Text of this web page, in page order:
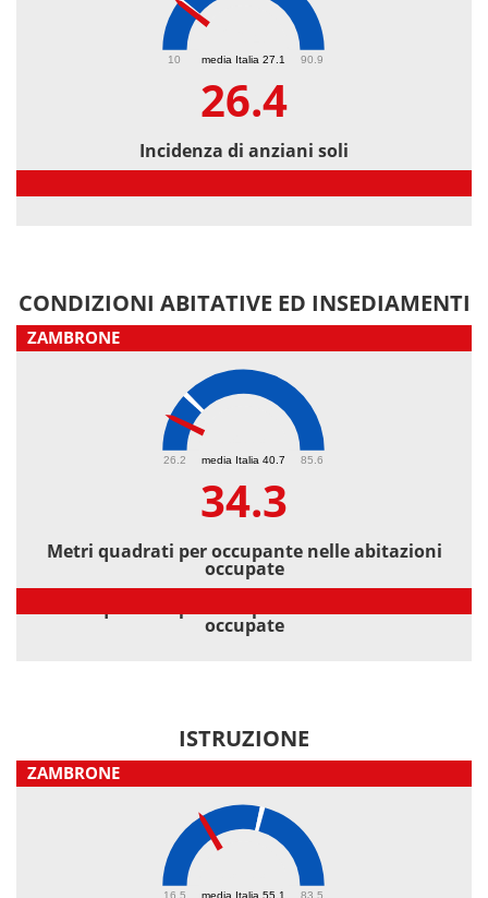
media Italia 27.1
10 90.9
26.4
Incidenza di anziani soli
CONDIZIONI ABITATIVE ED INSEDIAMENTI
ZAMBRONE
media Italia 40.7
26.2 85.6
34.3
Metri quadrati per occupante nelle abitazioni
occupate
occupate
ISTRUZIONE
ZAMBRONE
media Italia 55.1
16.5 83.5